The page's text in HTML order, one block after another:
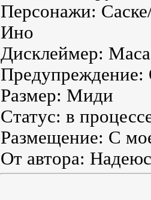
Персонажи:
Ино
Дисклеймер:
Размер: Миди
Статус: в
Размещение: С
От автора: